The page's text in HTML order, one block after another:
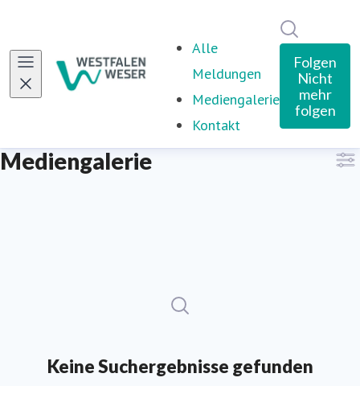
Alle
Meldungen
Mediengalerie
Kontakt
Folgen
Nicht
mehr
folgen
Mediengalerie
Keine Suchergebnisse gefunden